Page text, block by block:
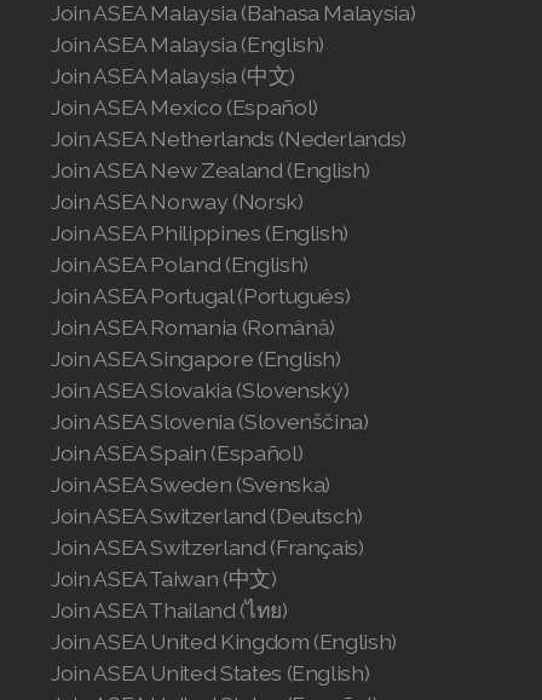
Join ASEA Malaysia (Bahasa Malaysia)
Join ASEA Malaysia (English)
Join ASEA Malaysia (中文)
Join ASEA Mexico (Español)
Join ASEA Netherlands (Nederlands)
Join ASEA New Zealand (English)
Join ASEA Norway (Norsk)
Join ASEA Philippines (English)
Join ASEA Poland (English)
Join ASEA Portugal (Português)
Join ASEA Romania (Română)
Join ASEA Singapore (English)
Join ASEA Slovakia (Slovenský)
Join ASEA Slovenia (Slovenščina)
Join ASEA Spain (Español)
Join ASEA Sweden (Svenska)
Join ASEA Switzerland (Deutsch)
Join ASEA Switzerland (Français)
Join ASEA Taiwan (中文)
Join ASEA Thailand (ไทย)
Join ASEA United Kingdom (English)
Join ASEA United States (English)